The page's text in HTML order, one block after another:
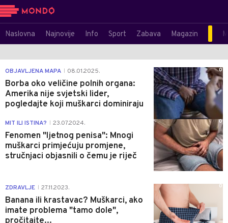
Naslovna Najnovije Info Sport Zabava Magazin
OBJAVLJENA MAPA 08.01.2025.
Borba oko veličine polnih organa:
Amerika nije svjetski lider,
pogledajte koji muškarci dominiraju
0
MIT ILI ISTINA? 23.07.2024.
Fenomen "ljetnog penisa": Mnogi
muškarci primjećuju promjene,
stručnjaci objasnili o čemu je riječ
0
ZDRAVLJE 27.11.2023.
Banana ili krastavac? Muškarci, ako
imate problema "tamo dole",
pročitajte...
0